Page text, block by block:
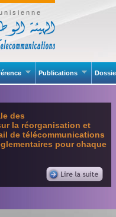
Publications
des
la réorganisation et
de télécommunications
pour chaque